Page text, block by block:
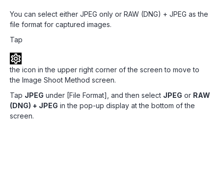
You can select either JPEG only or RAW (DNG) + JPEG as the
file format for captured images.
Tap
the icon in the upper right corner of the screen to move to
the Image Shoot Method screen.
Tap JPEG under [File Format], and then select JPEG or RAW
(DNG) + JPEG in the pop-up display at the bottom of the
screen.